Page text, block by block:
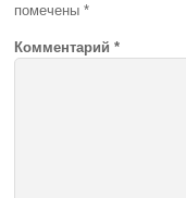
помечены*
Комментарий*